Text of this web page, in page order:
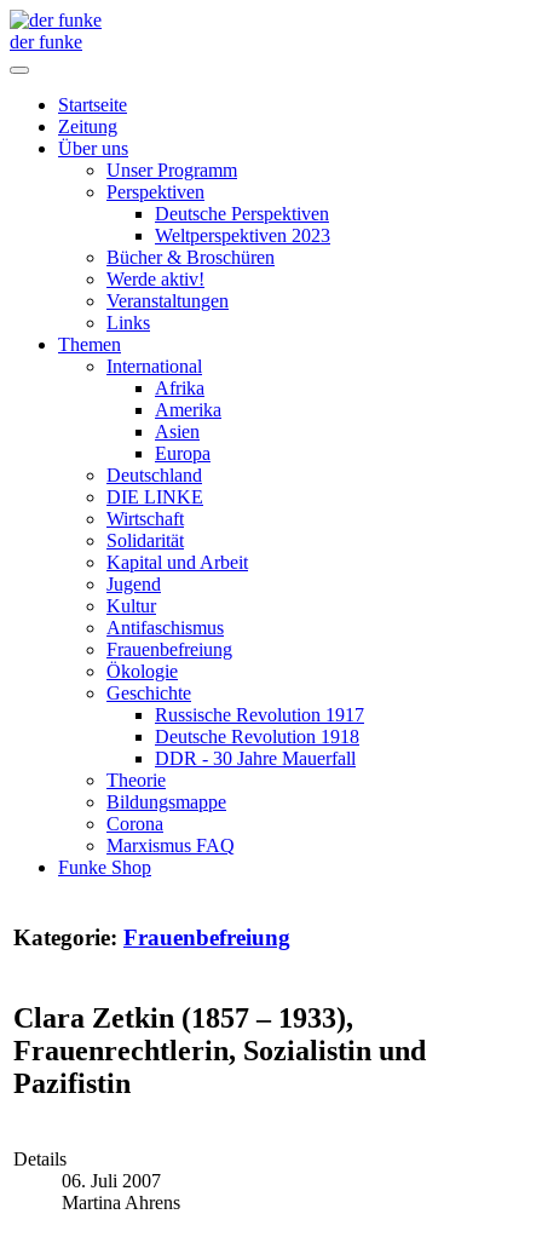
der funke
Startseite
Zeitung
Über uns
Unser Programm
Perspektiven
Deutsche Perspektiven
Weltperspektiven 2023
Bücher & Broschüren
Werde aktiv!
Veranstaltungen
Links
Themen
International
Afrika
Amerika
Asien
Europa
Deutschland
DIE LINKE
Wirtschaft
Solidarität
Kapital und Arbeit
Jugend
Kultur
Antifaschismus
Frauenbefreiung
Ökologie
Geschichte
Russische Revolution 1917
Deutsche Revolution 1918
DDR - 30 Jahre Mauerfall
Theorie
Bildungsmappe
Corona
Marxismus FAQ
Funke Shop
Kategorie: Frauenbefreiung
Clara Zetkin (1857 – 1933),
Frauenrechtlerin, Sozialistin und
Pazifistin
Details
06. Juli 2007
Martina Ahrens